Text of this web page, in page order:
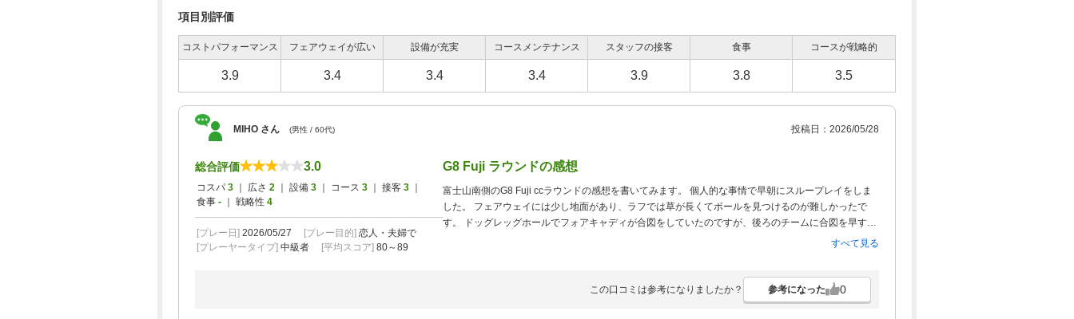
項目別評価
コストパフォーマンス フェアウェイが広い 設備が充実 コースメンテナンス スタッフの接客 食事 コースが戦略的
3.9 3.4 3.4 3.4 3.9 3.8 3.5
MIHO さん (男性 / 60代) 投稿日：2026/05/28
総合評価 3.0
コスパ 3 ｜ 広さ 2 ｜ 設備 3 ｜ コース 3 ｜ 接客 3
食事 - ｜ 戦略性 4
[プレー日] 2026/05/27 [プレー目的] 恋人・夫婦で
[プレーヤータイプ] 中級者 [平均スコア] 80～89
G8 Fuji ラウンドの感想
富士山南側のG8 Fuji ccラウンドの感想を書いてみます。 個人的な事情で早朝にスループレイをしま
した。 フェアウェイには少し地面があり、ラフでは草が長くてボールを見つけるのが難しかったで
す。 ドッグレッグホールでフォアキャディが合図をしていたのですが、後ろのチームに合図を早すぎ
てボールに当たりそうになりました。 危険でした。 洗濯物室にはlaundry bagがなく、濡れた服をバ
すべて見る
この口コミは参考になりましたか？ 参考になった 0